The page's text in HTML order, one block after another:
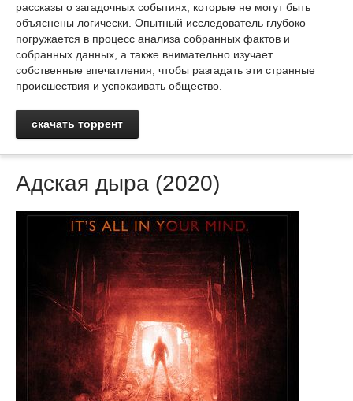
рассказы о загадочных событиях, которые не могут быть
объяснены логически. Опытный исследователь глубоко
погружается в процесс анализа собранных фактов и
собранных данных, а также внимательно изучает
собственные впечатления, чтобы разгадать эти странные
происшествия и успокаивать общество.
скачать торрент
Адская дыра (2020)